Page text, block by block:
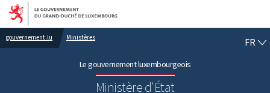
Aller au menu principal
Aller au contenu
gouvernement.lu Ministères
Le gouvernement luxembourgeois
Ministère d'État
FR